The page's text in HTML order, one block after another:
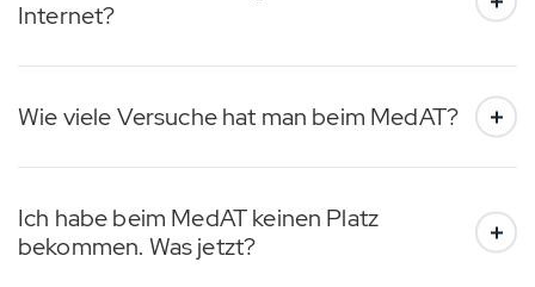
Internet?
Wie viele Versuche hat man beim MedAT?
Ich habe beim MedAT keinen Platz
bekommen. Was jetzt?